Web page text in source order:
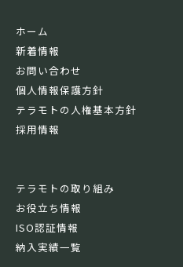
ホーム
新着情報
お問い合わせ
個人情報保護方針
テラモトの人権基本方針
採用情報
テラモトの取り組み
お役立ち情報
ISO認証情報
納入実績一覧